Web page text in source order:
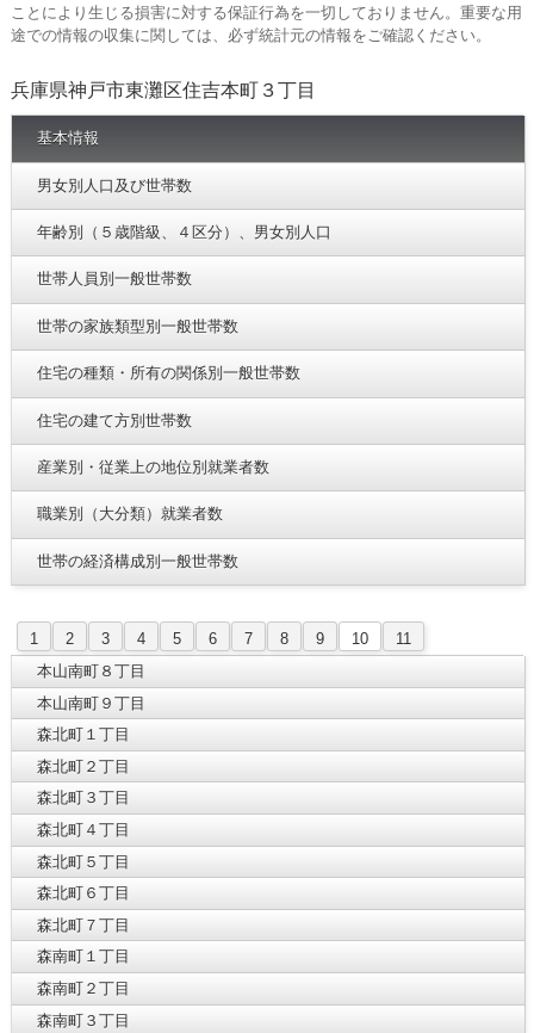
ことにより生じる損害に対する保証行為を一切しておりません。重要な用
途での情報の収集に関しては、必ず統計元の情報をご確認ください。
兵庫県神戸市東灘区住吉本町３丁目
基本情報
男女別人口及び世帯数
年齢別（５歳階級、４区分）、男女別人口
世帯人員別一般世帯数
世帯の家族類型別一般世帯数
住宅の種類・所有の関係別一般世帯数
住宅の建て方別世帯数
産業別・従業上の地位別就業者数
職業別（大分類）就業者数
世帯の経済構成別一般世帯数
1 2 3 4 5 6 7 8 9 10
11
本山南町８丁目
本山南町９丁目
森北町１丁目
森北町２丁目
森北町３丁目
森北町４丁目
森北町５丁目
森北町６丁目
森北町７丁目
森南町１丁目
森南町２丁目
森南町３丁目